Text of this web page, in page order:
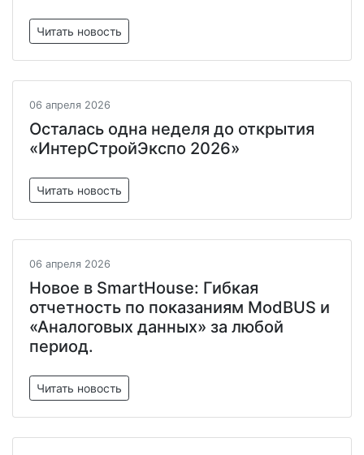
Читать новость
06 апреля 2026
Осталась одна неделя до открытия
«ИнтерСтройЭкспо 2026»
Читать новость
06 апреля 2026
Новое в SmartHouse: Гибкая
отчетность по показаниям ModBUS и
«Аналоговых данных» за любой
период.
Читать новость